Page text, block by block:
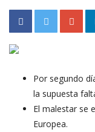
Por segundo
la supuesta
El malestar se
Europea.